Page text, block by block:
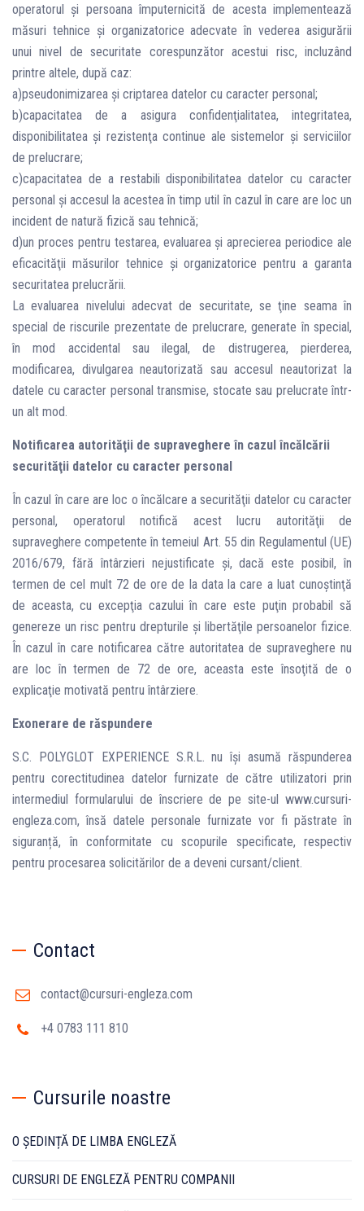
operatorul şi persoana împuternicită de acesta implementează
măsuri tehnice şi organizatorice adecvate în vederea asigurării
unui nivel de securitate corespunzător acestui risc, incluzând
printre altele, după caz:
a)pseudonimizarea şi criptarea datelor cu caracter personal;
b)capacitatea de a asigura confidenţialitatea, integritatea,
disponibilitatea şi rezistenţa continue ale sistemelor şi serviciilor
de prelucrare;
c)capacitatea de a restabili disponibilitatea datelor cu caracter
personal şi accesul la acestea în timp util în cazul în care are loc un
incident de natură fizică sau tehnică;
d)un proces pentru testarea, evaluarea şi aprecierea periodice ale
eficacităţii măsurilor tehnice şi organizatorice pentru a garanta
securitatea prelucrării.
La evaluarea nivelului adecvat de securitate, se ţine seama în
special de riscurile prezentate de prelucrare, generate în special,
în mod accidental sau ilegal, de distrugerea, pierderea,
modificarea, divulgarea neautorizată sau accesul neautorizat la
datele cu caracter personal transmise, stocate sau prelucrate într-
un alt mod.
Notificarea autorităţii de supraveghere în cazul încălcării
securităţii datelor cu caracter personal
În cazul în care are loc o încălcare a securităţii datelor cu caracter
personal, operatorul notifică acest lucru autorităţii de
supraveghere competente în temeiul Art. 55 din Regulamentul (UE)
2016/679, fără întârzieri nejustificate şi, dacă este posibil, în
termen de cel mult 72 de ore de la data la care a luat cunoştinţă
de aceasta, cu excepţia cazului în care este puţin probabil să
genereze un risc pentru drepturile şi libertăţile persoanelor fizice.
În cazul în care notificarea către autoritatea de supraveghere nu
are loc în termen de 72 de ore, aceasta este însoţită de o
explicaţie motivată pentru întârziere.
Exonerare de răspundere
S.C. POLYGLOT EXPERIENCE S.R.L. nu își asumă răspunderea
pentru corectitudinea datelor furnizate de către utilizatori prin
intermediul formularului de înscriere de pe site-ul www.cursuri-
engleza.com, însă datele personale furnizate vor fi păstrate în
siguranță, în conformitate cu scopurile specificate, respectiv
pentru procesarea solicitărilor de a deveni cursant/client.
Contact
contact@cursuri-engleza.com
+4 0783 111 810
Cursurile noastre
O ȘEDINȚĂ DE LIMBA ENGLEZĂ
CURSURI DE ENGLEZĂ PENTRU COMPANII